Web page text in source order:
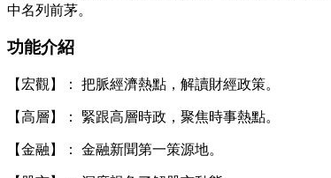
中名列前茅。
功能介紹
【宏觀】： 把脈經濟熱點，解讀財經政策。
【高層】： 緊跟高層時政，聚焦時事熱點。
【金融】： 金融新聞第一策源地。